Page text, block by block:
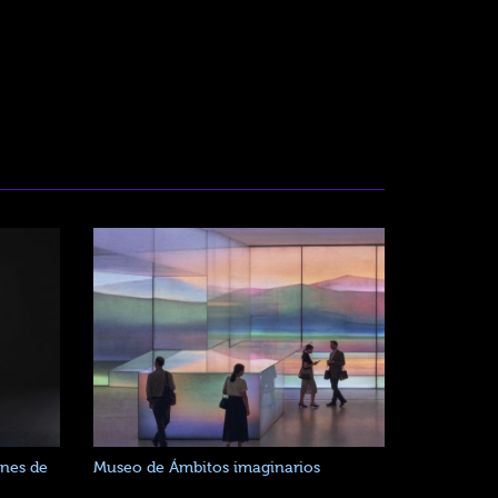
de Museo de Ámbitos imaginarios